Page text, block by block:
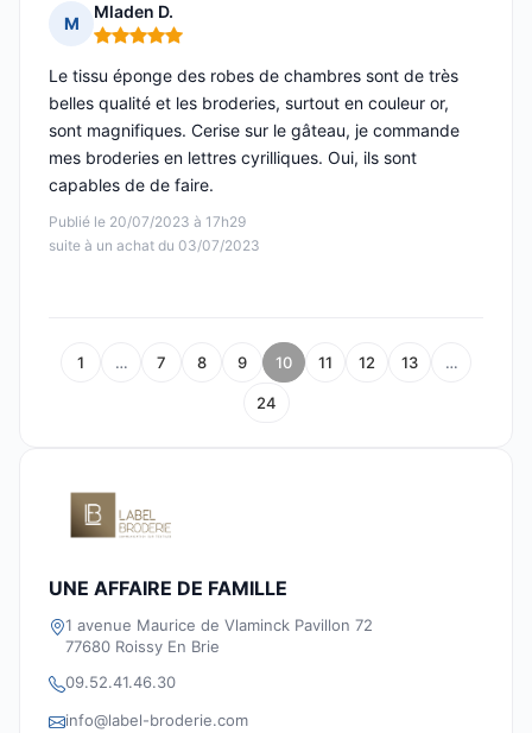
M
Mladen D.
Note : 5 sur 5
Publié le 20/07/2023 à 17h29
suite à un achat du 03/07/2023
Le tissu éponge des robes de chambres sont de très
belles qualité et les broderies, surtout en couleur or,
sont magnifiques. Cerise sur le gâteau, je commande
mes broderies en lettres cyrilliques. Oui, ils sont
capables de de faire.
1 … 7 8 9 10 11 12 13 …
24
UNE AFFAIRE DE FAMILLE
1 avenue Maurice de Vlaminck Pavillon 72
77680 Roissy En Brie
09.52.41.46.30
info@label-broderie.com